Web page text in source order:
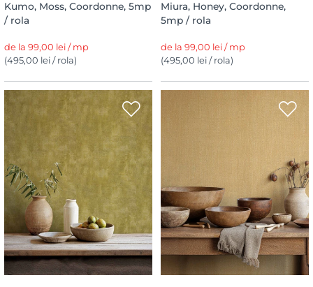
Kumo, Moss, Coordonne, 5mp
/ rola
de la 99,00 lei / mp
(495,00 lei / rola)
Miura, Honey, Coordonne,
5mp / rola
de la 99,00 lei / mp
(495,00 lei / rola)